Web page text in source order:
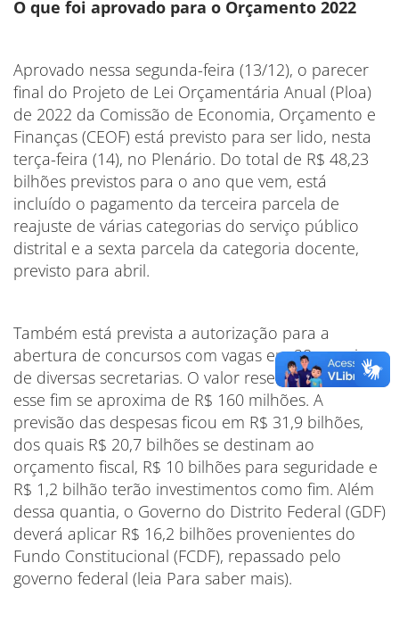
O que foi aprovado para o Orçamento 2022
Aprovado nessa segunda-feira (13/12), o parecer
final do Projeto de Lei Orçamentária Anual (Ploa)
de 2022 da Comissão de Economia, Orçamento e
Finanças (CEOF) está previsto para ser lido, nesta
terça-feira (14), no Plenário. Do total de R$ 48,23
bilhões previstos para o ano que vem, está
incluído o pagamento da terceira parcela de
reajuste de várias categorias do serviço público
distrital e a sexta parcela da categoria docente,
previsto para abril.
Também está prevista a autorização para a
abertura de concursos com vagas em 28 carreiras
de diversas secretarias. O valor reservado para
esse fim se aproxima de R$ 160 milhões. A
previsão das despesas ficou em R$ 31,9 bilhões,
dos quais R$ 20,7 bilhões se destinam ao
orçamento fiscal, R$ 10 bilhões para seguridade e
R$ 1,2 bilhão terão investimentos como fim. Além
dessa quantia, o Governo do Distrito Federal (GDF)
deverá aplicar R$ 16,2 bilhões provenientes do
Fundo Constitucional (FCDF), repassado pelo
governo federal (leia Para saber mais).